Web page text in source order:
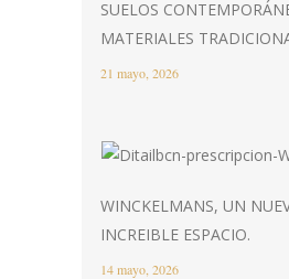
SUELOS
MATERIALES
21 mayo, 2026
WINCKELMANS, UN
INCREIBLE ESPACIO.
14 mayo, 2026